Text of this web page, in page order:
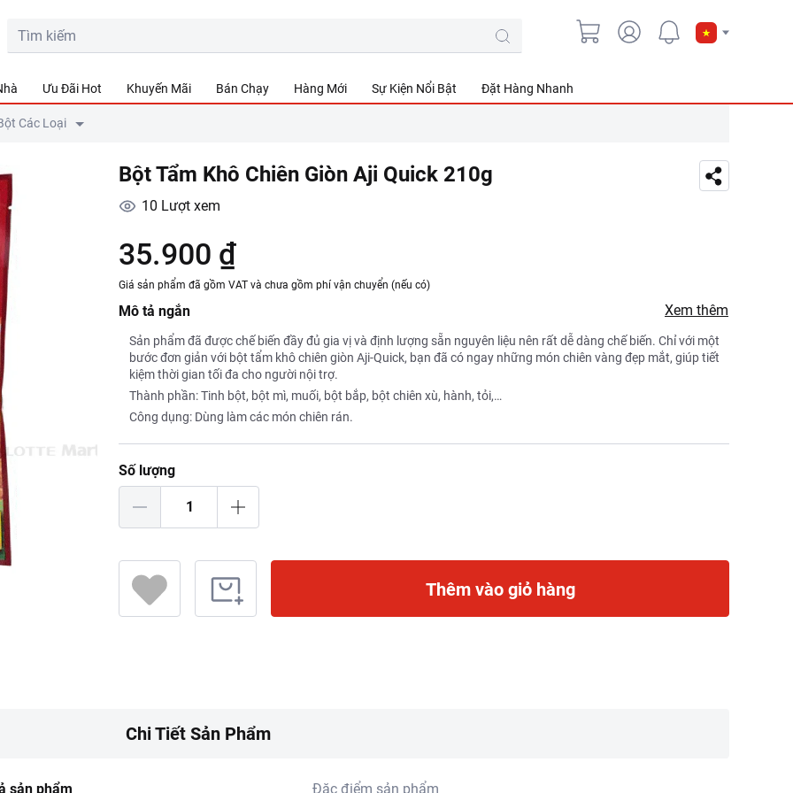
Ưu Đãi Hot Khuyến Mãi Bán Chạy Hàng Mới Sự Kiện Nổi Bật Đặt Hàng Nhanh
Các Loại
Bột Tẩm Khô Chiên Giòn Aji Quick 210g
10 Lượt xem
35.900 ₫
Giá sản phẩm đã gồm VAT và chưa gồm phí vận chuyển (nếu có)
Mô tả ngắn Xem thêm
Sản phẩm đã được chế biến đầy đủ gia vị và định lượng sẵn nguyên liệu nên rất dễ dàng chế biến. Chỉ với một
bước đơn giản với bột tẩm khô chiên giòn Aji-Quick, bạn đã có ngay những món chiên vàng đẹp mắt, giúp tiết
kiệm thời gian tối đa cho người nội trợ.
Thành phần: Tinh bột, bột mì, muối, bột bắp, bột chiên xù, hành, tỏi,…
Công dụng: Dùng làm các món chiên rán.
Số lượng
Thêm vào giỏ hàng
Chi Tiết Sản Phẩm
sản phẩm Đặc điểm sản phẩm